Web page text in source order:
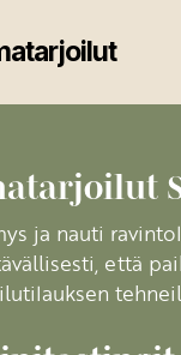
ja nauti
että